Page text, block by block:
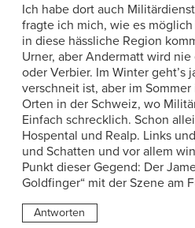
Ich habe dort auch
fragte ich mich, wie es
in diese hässliche Region
Urner, aber Andermatt wird
oder Verbier. Im Winter geht’s
verschneit ist, aber im
Orten in der Schweiz, wo
Einfach schrecklich. Schon
Hospental und Realp. Links
und Schatten und vor allem
Punkt dieser Gegend: Der
Goldfinger“ mit der Szene am
Antworten